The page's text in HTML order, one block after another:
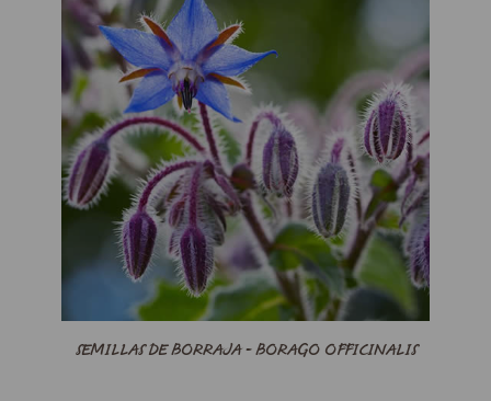
SEMILLAS DE BORRAJA - BORAGO OFFICINALIS